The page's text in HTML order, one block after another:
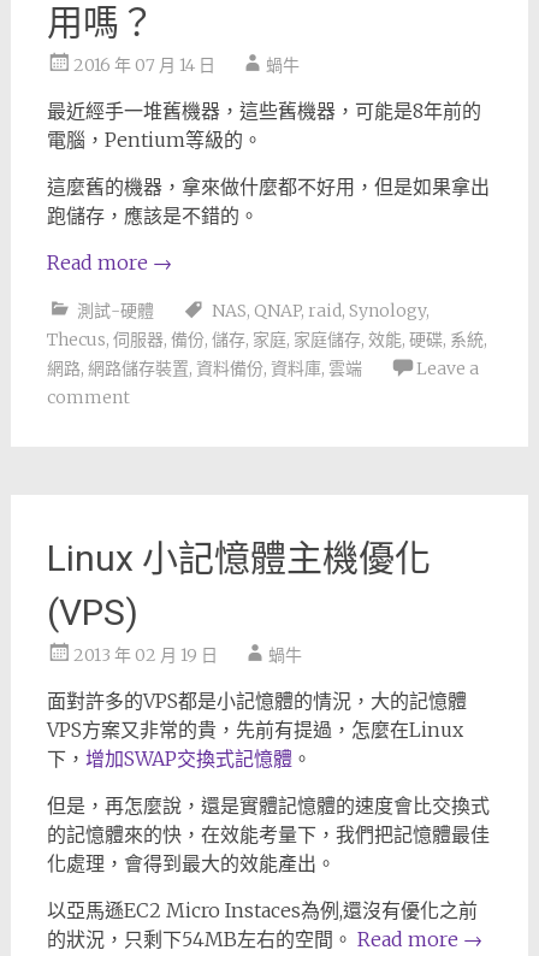
用嗎？
2016 年 07 月 14 日 蝸牛
最近經手一堆舊機器，這些舊機器，可能是8年前的
電腦，Pentium等級的。
這麼舊的機器，拿來做什麼都不好用，但是如果拿出
跑儲存，應該是不錯的。
Read more →
測試-硬體 NAS, QNAP, raid, Synology,
Thecus, 伺服器, 備份, 儲存, 家庭, 家庭儲存, 效能, 硬碟, 系統,
網路, 網路儲存裝置, 資料備份, 資料庫, 雲端
Leave a
comment
Linux 小記憶體主機優化
(VPS)
2013 年 02 月 19 日 蝸牛
面對許多的VPS都是小記憶體的情況，大的記憶體
VPS方案又非常的貴，先前有提過，怎麼在Linux
下， 增加SWAP交換式記憶體 。
但是，再怎麼說，還是實體記憶體的速度會比交換式
的記憶體來的快，在效能考量下，我們把記憶體最佳
化處理，會得到最大的效能產出。
以亞馬遜EC2 Micro Instaces為例,還沒有優化之前
的狀況，只剩下54MB左右的空間。 Read more →